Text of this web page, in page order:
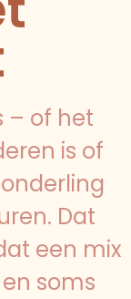
– of het
is of
Dat
een mix
soms